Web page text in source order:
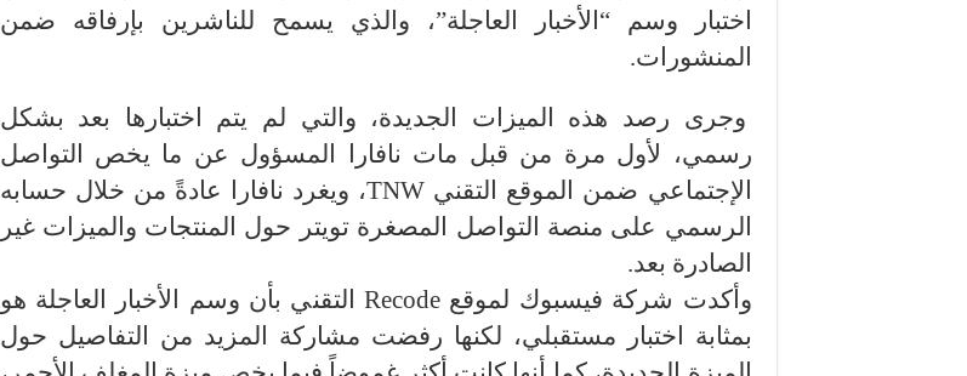
اختبار وسم “الأخبار العاجلة”، والذي يسمح للناشرين بإرفاقه ضمن
المنشورات.
وجرى رصد هذه الميزات الجديدة، والتي لم يتم اختبارها بعد بشكل
رسمي، لأول مرة من قبل مات نافارا المسؤول عن ما يخص التواصل
الإجتماعي ضمن الموقع التقني TNW، ويغرد نافارا عادةً من خلال حسابه
الرسمي على منصة التواصل المصغرة تويتر حول المنتجات والميزات غير
الصادرة بعد.
وأكدت شركة فيسبوك لموقع Recode التقني بأن وسم الأخبار العاجلة هو
بمثابة اختبار مستقبلي، لكنها رفضت مشاركة المزيد من التفاصيل حول